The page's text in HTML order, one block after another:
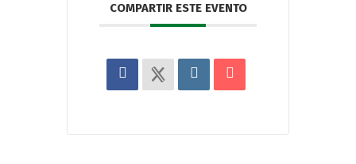
COMPARTIR ESTE EVENTO